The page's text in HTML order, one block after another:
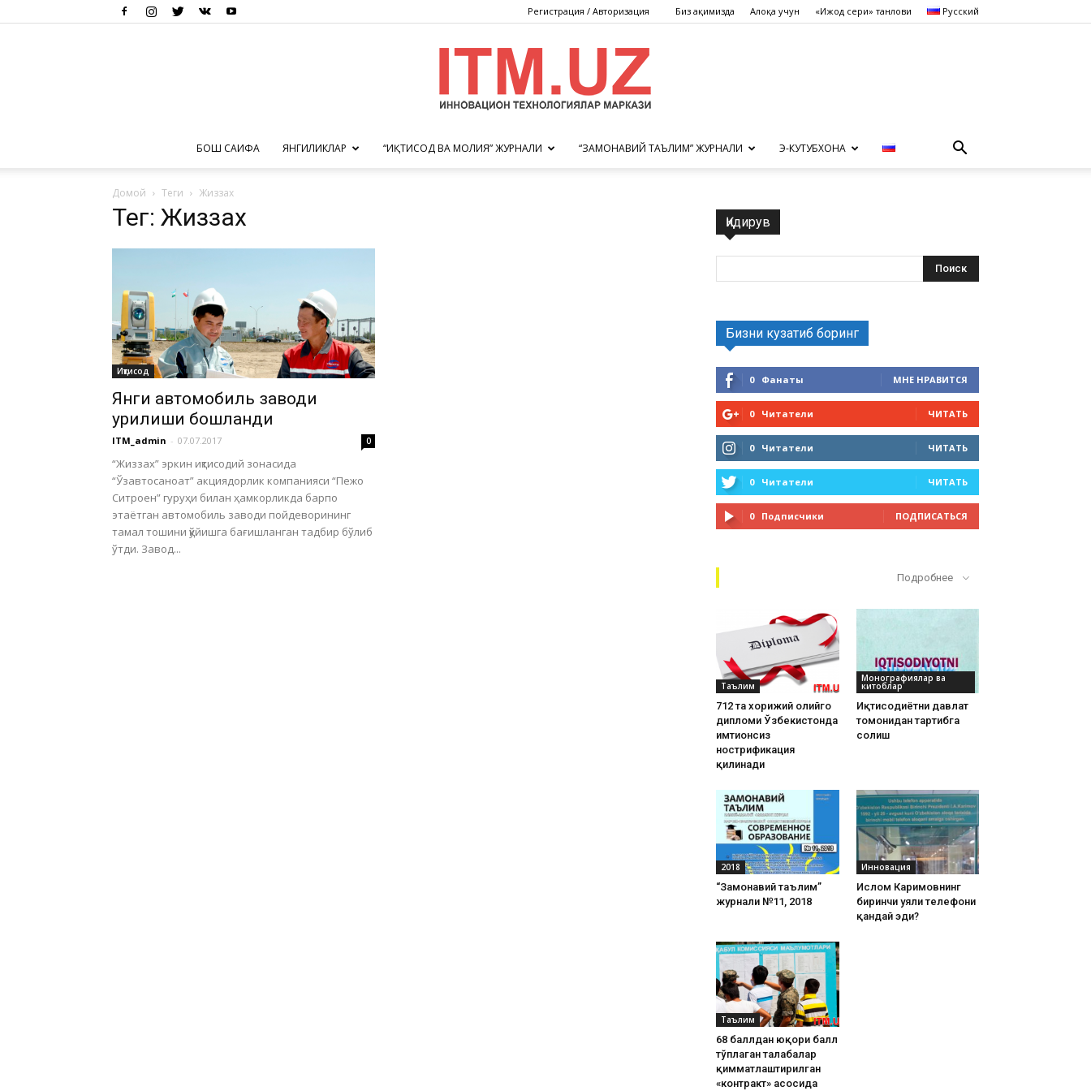
Регистрация / Авторизация Биз ҳақимизда Алоқа учун «Ижод сеҳри» танлови Русский
БОШ САҲИФА ЯНГИЛИКЛАР “ИҚТИСОД ВА МОЛИЯ” ЖУРНАЛИ “ЗАМОНАВИЙ ТАЪЛИМ” ЖУРНАЛИ Э-КУТУБХОНА
Домой Теги Жиззах
Тег: Жиззах
Иқтисод
Янги автомобиль заводи
қурилиши бошланди
ITM_admin - 07.07.2017 0
“Жиззах” эркин иқтисодий зонасида
“Ўзавтосаноат” акциядорлик компанияси “Пежо
Ситроен” гуруҳи билан ҳамкорликда барпо
этаётган автомобиль заводи пойдеворининг
тамал тошини қўйишга бағишланган тадбир бўлиб
ўтди. Завод...
Қидирув
Бизни кузатиб боринг
0 Фанаты МНЕ НРАВИТСЯ
0 Читатели ЧИТАТЬ
0 Читатели ЧИТАТЬ
0 Читатели ЧИТАТЬ
0 Подписчики ПОДПИСАТЬСЯ
Подробнее
Таълим
712 та хорижий олийгоҳ
дипломи Ўзбекистонда
имтиҳонсиз
нострификация
қилинади
Монографиялар ва
китоблар
Иқтисодиётни давлат
томонидан тартибга
солиш
2018
“Замонавий таълим”
журнали №11, 2018
Инновация
Ислом Каримовнинг
биринчи уяли телефони
қандай эди?
Таълим
68 баллдан юқори балл
тўплаган талабалар
қимматлаштирилган
«контракт» асосида